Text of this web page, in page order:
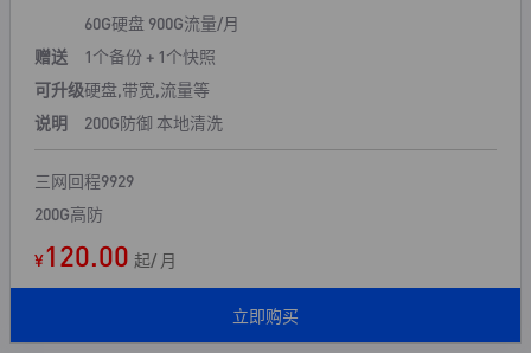
60G硬盘 900G流量/月
赠送
1个备份 + 1个快照
可升级硬盘,带宽,流量等
说明
200G防御 本地清洗
三网回程9929
200G高防
¥120.00 起/ 月
立即购买